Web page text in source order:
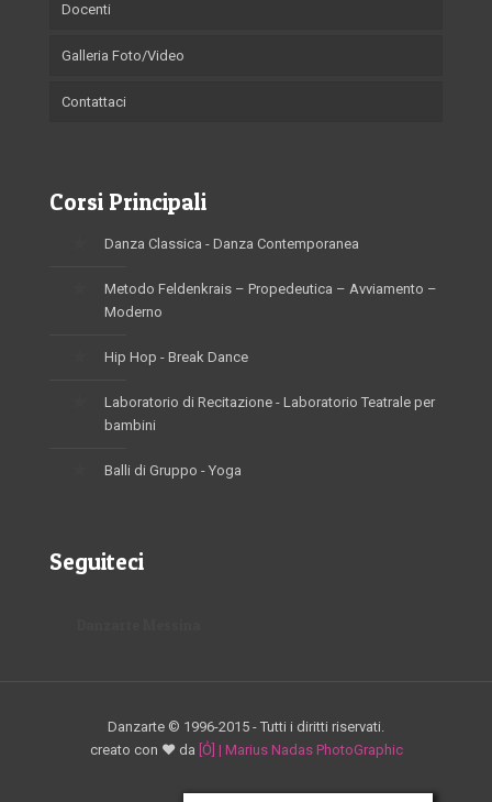
Docenti
Galleria Foto/Video
Contattaci
Corsi Principali
Danza Classica - Danza Contemporanea
Metodo Feldenkrais – Propedeutica – Avviamento –
Moderno
Hip Hop - Break Dance
Laboratorio di Recitazione - Laboratorio Teatrale per
bambini
Balli di Gruppo - Yoga
Seguiteci
Danzarte © 1996-2015 - Tutti i diritti riservati.
creato con ♥ da [Ỏ] | Marius Nadas PhotoGraphic